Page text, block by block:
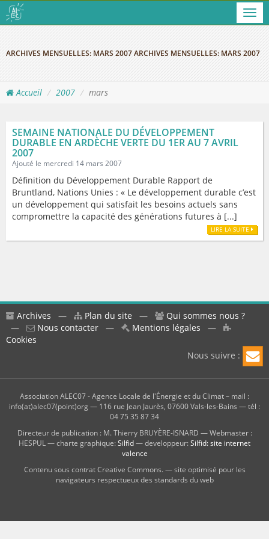
ARCHIVES MENSUELLES: MARS 2007ARCHIVES MENSUELLES: MARS 2007
Accueil 2007 mars
SEMAINE NATIONALE DU DÉVELOPPEMENT
DURABLE EN ARDÈCHE VERTE DU 1ER AU 7 AVRIL
2007
Ajouté le mercredi 14 mars 2007
Définition du Développement Durable Rapport de
Bruntland, Nations Unies : « Le développement durable c’est
un développement qui satisfait les besoins actuels sans
compromettre la capacité des générations futures à [...]
LIRE LA SUITE
Archives — Plan du site —
Qui sommes nous ?
—
Nous contacter — Mentions légales —
Cookies
Nous suivre :
Association ALEC07 - Agence Locale de l'Énergie et du Climat – mail :
info(at)alec07(point)org — 116 rue Jean Jaurès, 07600 Vals-les-Bains — tél :
04 75 35 87 34
Directeur de publication : M. Thierry BRUYÈRE-ISNARD — Webmaster :
HESPUL — charte graphique:Silfid— developpeur:Silfid: site internet
valence
Contenu sous contrat Creative Commons. — site optimisé pour les
navigateurs respectueux des standards du web